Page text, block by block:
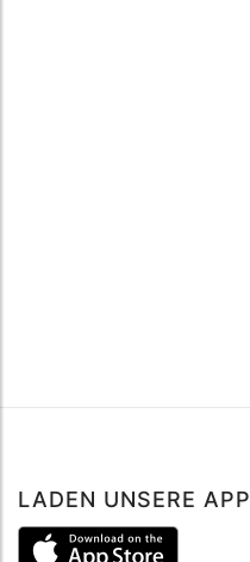
LADEN UNSERE APP